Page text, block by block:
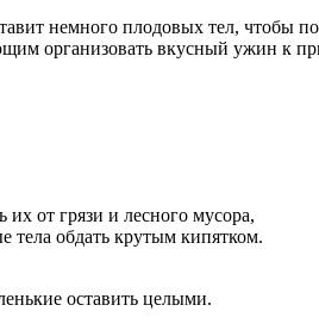
немного плодовых тел,
организовать вкусный ужин к
от грязи и лесного мусора,
тела обдать крутым кипятком.
оставить целыми.